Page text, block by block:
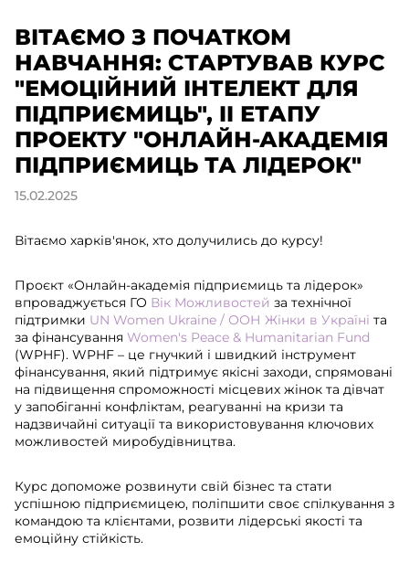
ВІТАЄМО З ПОЧАТКОМ
НАВЧАННЯ: СТАРТУВАВ КУРС
"ЕМОЦІЙНИЙ ІНТЕЛЕКТ ДЛЯ
ПІДПРИЄМИЦЬ", II ЕТАПУ
ПРОЕКТУ "ОНЛАЙН-АКАДЕМІЯ
ПІДПРИЄМИЦЬ ТА ЛІДЕРОК"
15.02.2025
Вітаємо харків'янок, хто долучились до курсу!
Проєкт «Онлайн-академія підприємиць та лідерок»
впроваджується ГО Вік Можливостей за технічної
підтримки UN Women Ukraine / ООН Жінки в Україні та
за фінансування Women's Peace & Humanitarian Fund
(WPHF). WPHF – це гнучкий і швидкий інструмент
фінансування, який підтримує якісні заходи, спрямовані
на підвищення спроможності місцевих жінок та дівчат
у запобіганні конфліктам, реагуванні на кризи та
надзвичайні ситуації та використовування ключових
можливостей миробудівництва.
Курс допоможе розвинути свій бізнес та стати
успішною підприємицею, поліпшити своє спілкування з
командою та клієнтами, розвити лідерські якості та
емоційну стійкість.